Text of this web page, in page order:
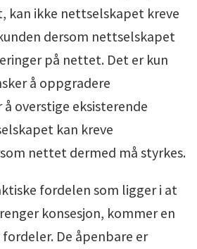
kan ikke nettselskapet kreve
dersom nettselskapet
på nettet. Det er kun
å oppgradere
overstige eksisterende
kan kreve
nettet dermed må styrkes.
fordelen som ligger i at
konsesjon, kommer en
De åpenbare er